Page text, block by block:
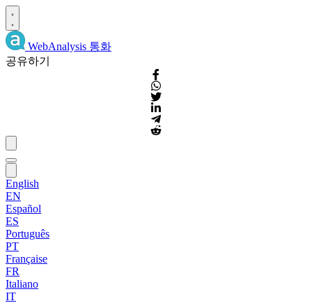
WebAnalysis 통화
공유하기
English
EN
Español
ES
Português
PT
Française
FR
Italiano
IT